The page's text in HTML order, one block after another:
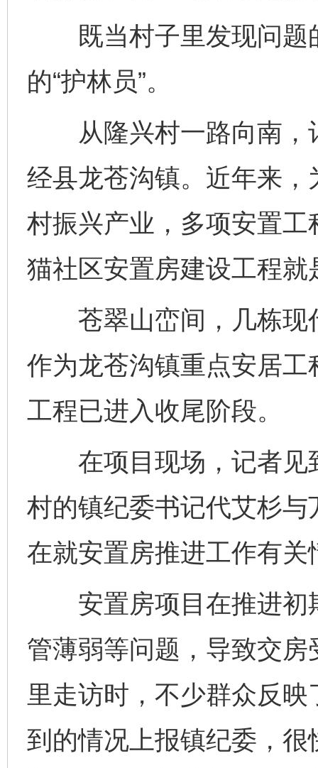
既当村子里发现问题
的“护林员”。
从隆兴村一路向南，
经县龙苍沟镇。近年来
村振兴产业，多项安置
猫社区安置房建设工程就
苍翠山峦间，几栋现
作为龙苍沟镇重点安居
工程已进入收尾阶段。
在项目现场，记者见
村的镇纪委书记代艾杉
在就安置房推进工作有
安置房项目在推进初
管薄弱等问题，导致交
里走访时，不少群众反
到的情况上报镇纪委，